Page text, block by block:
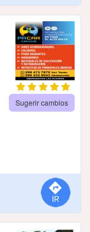
Sugerir cambios